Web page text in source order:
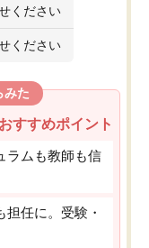
ください
ください
みた
すすめポイント
ラムも教師も信
任に。受験・